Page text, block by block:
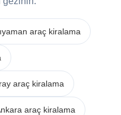
araç kiralama
araç kiralama
araç kiralama